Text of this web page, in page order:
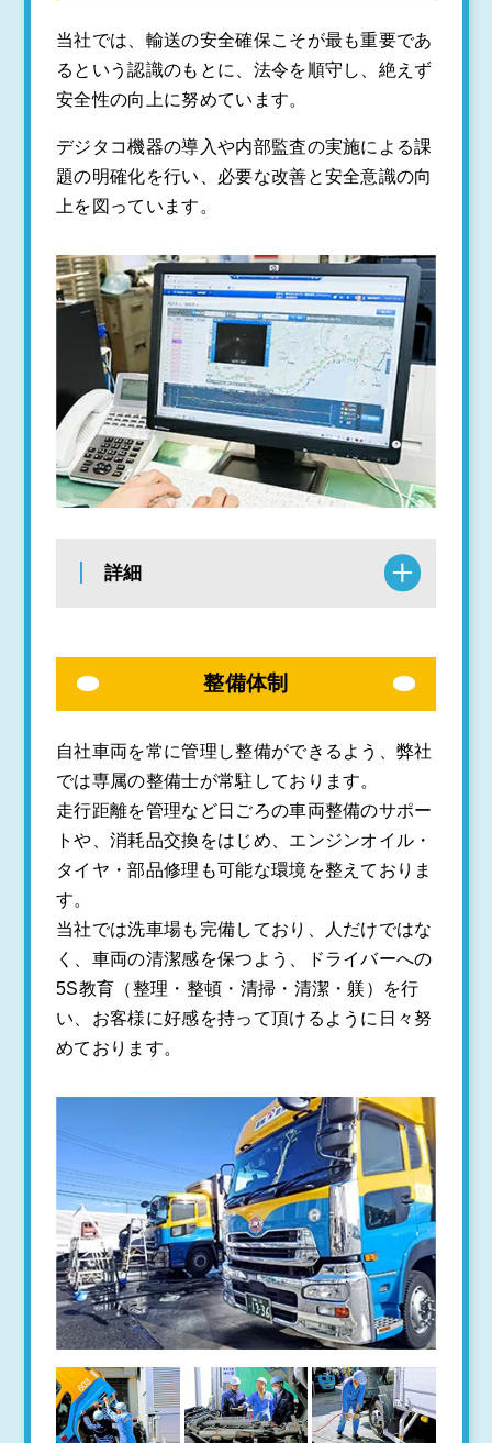
当社では、輸送の安全確保こそが最も重要であ
るという認識のもとに、法令を順守し、絶えず
安全性の向上に努めています。
デジタコ機器の導入や内部監査の実施による課
題の明確化を行い、必要な改善と安全意識の向
上を図っています。
詳細
整備体制
自社車両を常に管理し整備ができるよう、弊社
では専属の整備士が常駐しております。
走行距離を管理など日ごろの車両整備のサポー
トや、消耗品交換をはじめ、エンジンオイル・
タイヤ・部品修理も可能な環境を整えておりま
す。
当社では洗車場も完備しており、人だけではな
く、車両の清潔感を保つよう、ドライバーへの
5S教育（整理・整頓・清掃・清潔・躾）を行
い、お客様に好感を持って頂けるように日々努
めております。